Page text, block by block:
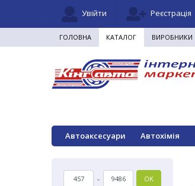
Увійти Реєстрація
ГОЛОВНА КАТАЛОГ ВИРОБНИКИ
Автоаксесуари Автохімія
- OK